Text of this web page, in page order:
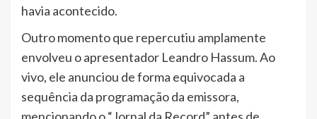
havia acontecido.
Outro momento que repercutiu amplamente
envolveu o apresentador Leandro Hassum. Ao
vivo, ele anunciou de forma equivocada a
sequência da programação da emissora,